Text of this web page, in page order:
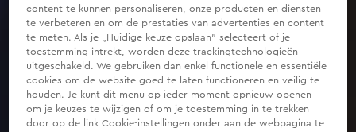
content te kunnen personaliseren, onze producten en diensten
te verbeteren en om de prestaties van advertenties en content
te meten. Als je „Huidige keuze opslaan” selecteert of je
toestemming intrekt, worden deze trackingtechnologieën
uitgeschakeld. We gebruiken dan enkel functionele en essentiële
cookies om de website goed te laten functioneren en veilig te
houden. Je kunt dit menu op ieder moment opnieuw openen
om je keuzes te wijzigen of om je toestemming in te trekken
door op de link Cookie-instellingen onder aan de webpagina te